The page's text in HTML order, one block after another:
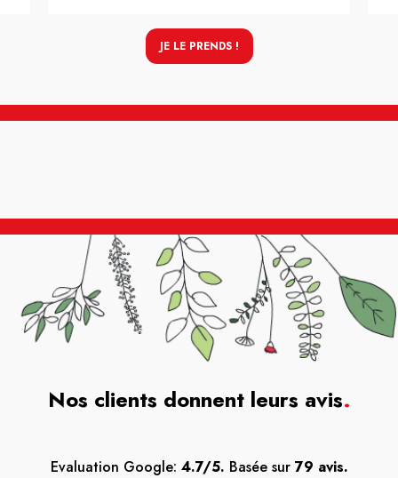
JE LE PRENDS !
Nos clients donnent leurs avis.
Evaluation Google: 4.7/5. Basée sur 79 avis.